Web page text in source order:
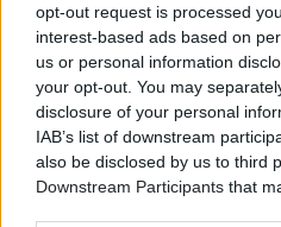
opt-out request is processed
interest-based ads based on
us or personal information
your opt-out. You may
disclosure of your personal
IAB’s list of downstream
also be disclosed by us to third
Downstream Participants that